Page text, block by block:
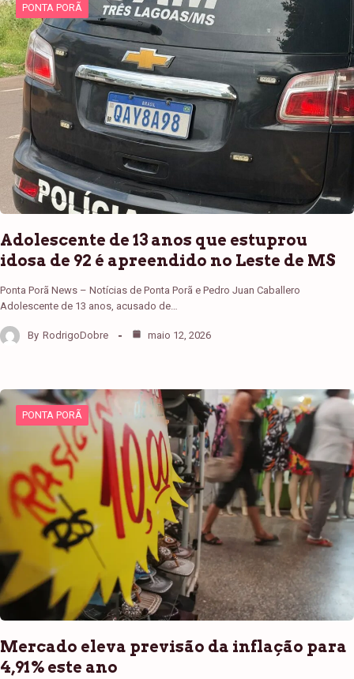
PONTA PORÃ
Adolescente de 13 anos que estuprou
idosa de 92 é apreendido no Leste de MS
Ponta Porã News – Notícias de Ponta Porã e Pedro Juan Caballero
Adolescente de 13 anos, acusado de…
By RodrigoDobre maio 12, 2026
PONTA PORÃ
Mercado eleva previsão da inflação para
4,91% este ano